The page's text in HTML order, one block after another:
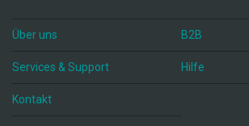
Über uns B2B
Services & Support Hilfe
Kontakt